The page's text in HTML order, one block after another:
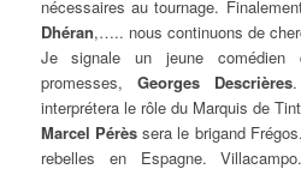
nécessaires au tournage.
Dhéran,….. nous continuons de
Je signale un jeune
promesses, Georges Descrières.
interprétera le rôle du Marquis de
Marcel Pérèssera le brigand
rebelles en Espagne.